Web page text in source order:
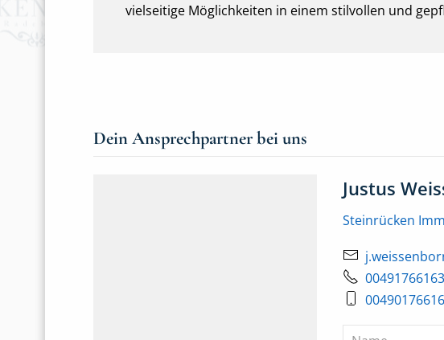
vielseitige Möglichkeiten in einem stilvollen und
Dein Ansprechpartner bei uns
Justus
Steinrücken